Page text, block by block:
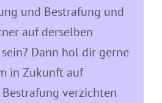
und Bestrafung und
auf derselben
Dann hol dir gerne
in Zukunft auf
verzichten